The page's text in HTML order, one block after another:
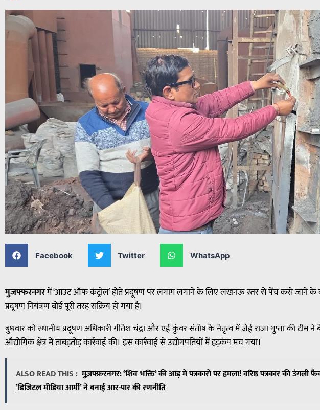
Facebook Twitter WhatsApp
मुजफ्फरनगरमें ‘आउट ऑफ कंट्रोल’ होते प्रदूषण पर लगाम लगाने के लिए लखनऊ स्तर से पेंच कसे जाने के
प्रदूषण नियंत्रण बोर्ड पूरी तरह सक्रिय हो गया है।
बुधवार को स्थानीय प्रदूषण अधिकारी गीतेश चंद्रा और एई कुंवर संतोष के नेतृत्व में जेई राजा गुप्ता की टीम ने
औद्योगिक क्षेत्र में ताबड़तोड़ कार्रवाई की। इस कार्रवाई से उद्योगपतियों में हड़कंप मच गया।
ALSO READ THIS : मुज़फ्फ़रनगर: ‘शिव भक्ति’ की आड़ में पत्रकारों पर हमला! वरिष्ठ पत्रकार की उंगली
’डिजिटल मीडिया आर्मी’ ने बनाई आर-पार की रणनीति